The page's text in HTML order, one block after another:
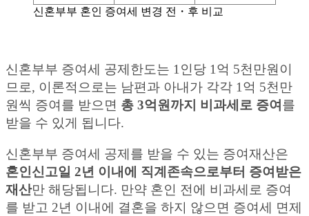
신혼부부 혼인 증여세 변경 전・후 비교
신혼부부 증여세 공제한도는 1인당 1억 5천만원이
므로, 이론적으로는 남편과 아내가 각각 1억 5천만
원씩 증여를 받으면 총 3억원까지 비과세로 증여 를
받을 수 있게 됩니다.
신혼부부 증여세 공제를 받을 수 있는 증여재산은
혼인신고일 2년 이내에 직계존속으로부터 증여받은
재산만 해당됩니다. 만약 혼인 전에 비과세로 증여
를 받고 2년 이내에 결혼을 하지 않으면 증여세 면제